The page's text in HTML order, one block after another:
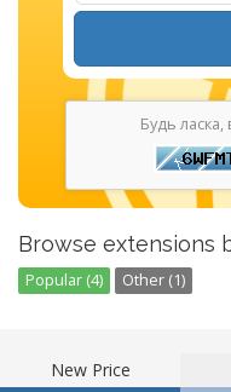
Будь ласка,
Browse extensions
Popular (4) Other (1)
New Price